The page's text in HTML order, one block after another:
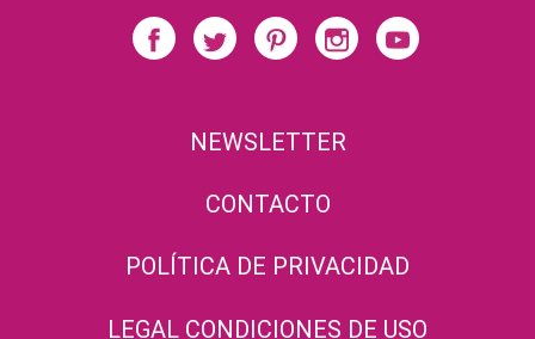
NEWSLETTER
CONTACTO
POLÍTICA DE PRIVACIDAD
LEGAL CONDICIONES DE USO